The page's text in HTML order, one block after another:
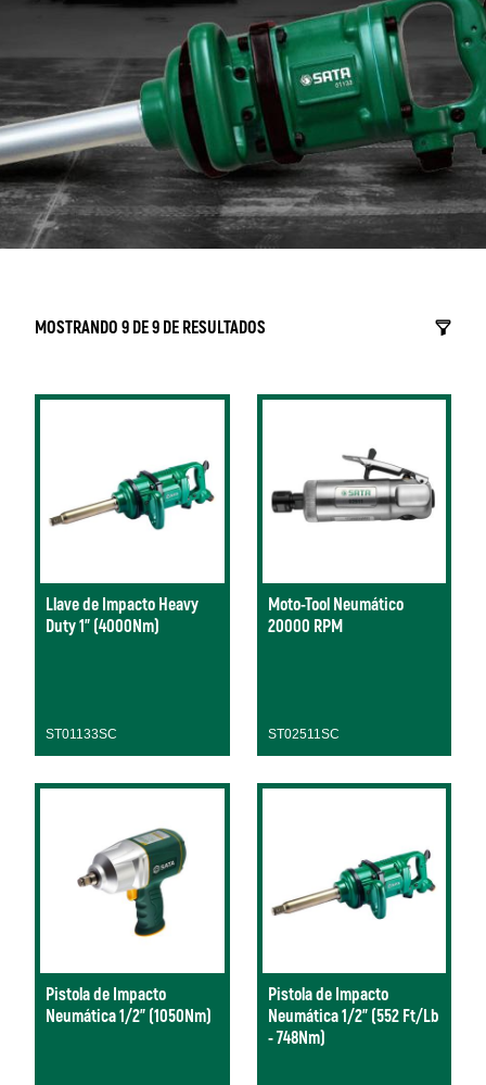
MOSTRANDO 9 DE 9 DE RESULTADOS
Llave de Impacto Heavy
Duty 1" (4000Nm)
ST01133SC
Moto-Tool Neumático
20000 RPM
ST02511SC
Pistola de Impacto
Neumática 1/2" (1050Nm)
Pistola de Impacto
Neumática 1/2" (552 Ft/Lb
- 748Nm)